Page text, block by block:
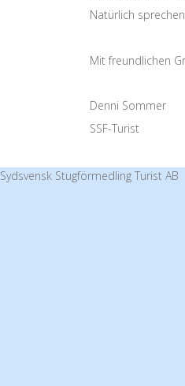
Natürlich
Mit freundlichen
Denni Sommer
SSF-Turist
Sydsvensk Stugförmedling Turist AB